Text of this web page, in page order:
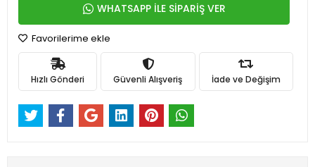
WHATSAPP İLE SİPARİŞ VER
Favorilerime ekle
Hızlı Gönderi Güvenli Alışveriş İade ve Değişim